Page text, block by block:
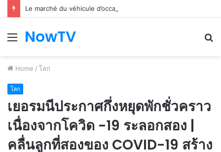
Le marché du véhicule d’occasion en plein essor
Menu
NowTV
Home / โลก
โลก
เยอรมนีประกาศกึ่งหยุดพักชั่วคราว
เนื่องจากโควิด -19 ระลอกสอง |
คลื่นลูกที่สองของ COVID-19 สร้าง